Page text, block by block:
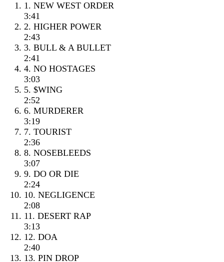
1. NEW WEST ORDER
3:41
2. HIGHER POWER
2:43
3. BULL & A BULLET
2:41
4. NO HOSTAGES
3:03
5. $WING
2:52
6. MURDERER
3:19
7. TOURIST
2:36
8. NOSEBLEEDS
3:07
9. DO OR DIE
2:24
10. NEGLIGENCE
2:08
11. DESERT RAP
3:13
12. DOA
2:40
13. PIN DROP